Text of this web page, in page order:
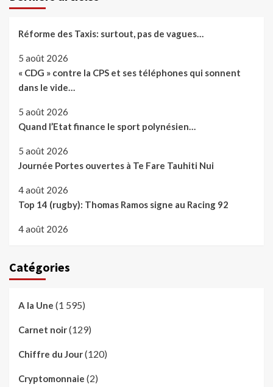
Réforme des Taxis: surtout, pas de vagues…
5 août 2026
« CDG » contre la CPS et ses téléphones qui sonnent
dans le vide…
5 août 2026
Quand l’Etat finance le sport polynésien…
5 août 2026
Journée Portes ouvertes à Te Fare Tauhiti Nui
4 août 2026
Top 14 (rugby): Thomas Ramos signe au Racing 92
4 août 2026
Catégories
A la Une (1 595)
Carnet noir(129)
Chiffre du Jour(120)
Cryptomonnaie (2)